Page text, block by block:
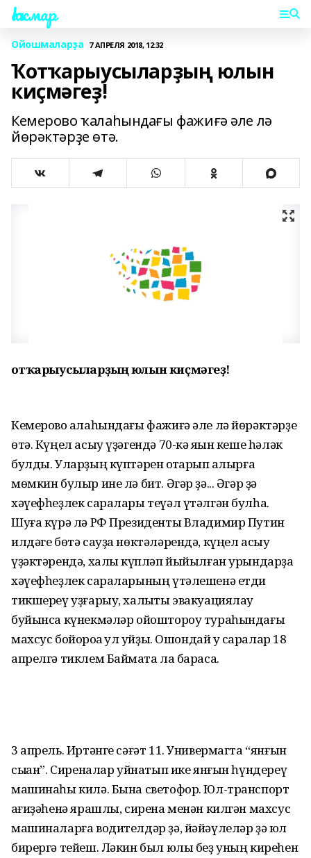
Һаҡмар
Ойошмаларҙа 7 АПРЕЛЯ 2018, 12:32
Ҡотҡарыусыларҙың юлын
киҫмәгеҙ!
Кемерово ҡалаһындағы фажиғә әле лә
йөрәктәрҙе өтә.
Ҡотҡарыусыларҙың юлын киҫмәгеҙ!
Кемерово ҡалаһындағы фажиғә әле лә йөрәктәрҙе
өтә. Күңел асыу үҙәгендә 70-кә яҡын кеше һәләк
булды. Уларҙың күптәрен ҡотҡарып ҡалырға
мөмкин булыр ине лә бит. Әгәр ҙә... Әгәр ҙә
хәүефһеҙлек саралары теүәл үтәлгән булһа.
Шуға күрә лә РФ Президенты Владимир Путин
илдәге бөтә сауҙа нөктәләрендә, күңел асыу
үҙәктәрендә, халыҡ күпләп йыйылған урындарҙа
хәүефһеҙлек сараларының үтәлешенә етди
тикшереү уҙғарыу, халыҡты эвакуациялау
буйынса күнекмәләр ойоштороу тураһындағы
махсус бойороҡҡа ҡул ҡуйҙы. Ошондай уҡ саралар 18
апрелгә тиклем Баймаҡта ла барасаҡ.
3 апрель. Иртәнге сәғәт 11. Универмагта “янғын
сыҡҡан”. Сиреналар уйнатып ике янғын һүндереү
машинаһы килә. Бына светофор. Юл-транспорт
ҡағиҙәһенә ярашлы, сирена менән килгән махсус
машиналарға водителдәр ҙә, йәйәүлеләр ҙә юл
бирергә тейеш. Ләкин был юлы беҙ уның киреһен